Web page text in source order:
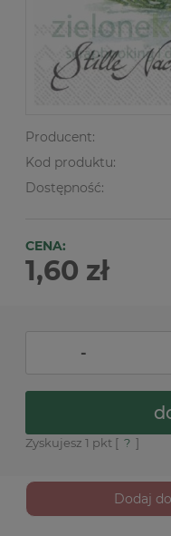
Producent:
Kod produktu:
Dostępność:
CENA:
1,60 zł
-
Zyskujesz 1 pkt [ ? ]
Dodaj